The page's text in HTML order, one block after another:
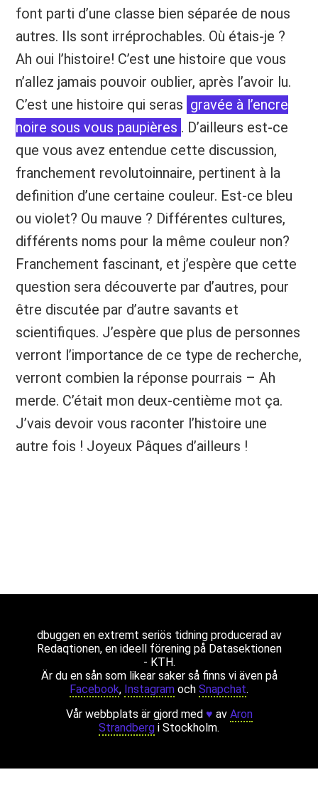
font parti d’une classe bien séparée de nous
autres. Ils sont irréprochables. Où étais-je ?
Ah oui l’histoire! C’est une histoire que vous
n’allez jamais pouvoir oublier, après l’avoir lu.
C’est une histoire qui seras gravée à l’encre
noire sous vous paupières . D’ailleurs est-ce
que vous avez entendue cette discussion,
franchement revolutoinnaire, pertinent à la
definition d’une certaine couleur. Est-ce bleu
ou violet? Ou mauve ? Différentes cultures,
différents noms pour la même couleur non?
Franchement fascinant, et j’espère que cette
question sera découverte par d’autres, pour
être discutée par d’autre savants et
scientifiques. J’espère que plus de personnes
verront l’importance de ce type de recherche,
verront combien la réponse pourrais – Ah
merde. C’était mon deux-centième mot ça.
J’vais devoir vous raconter l’histoire une
autre fois ! Joyeux Pâques d’ailleurs !
dbuggen en extremt seriös tidning producerad av
Redaqtionen, en ideell förening på Datasektionen
- KTH.
Är du en sån som likear saker så finns vi även på
Facebook, Instagram och Snapchat.
Vår webbplats är gjord med ♥ av Aron
Strandberg i Stockholm.